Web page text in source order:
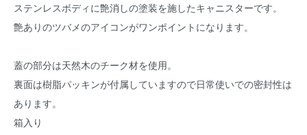
ステンレスボディに艶消しの塗装を施したキャニスターです。
艶ありのツバメのアイコンがワンポイントになります。
蓋の部分は天然木のチーク材を使用。
裏面は樹脂パッキンが付属していますので日常使いでの密封性は
あります。
箱入り